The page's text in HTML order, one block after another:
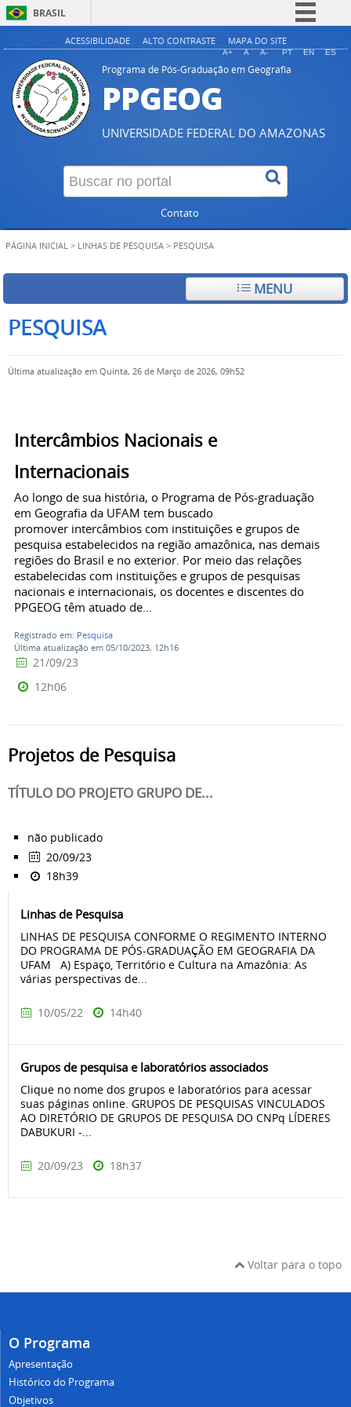
BRASIL
Simplifique!
Comunica BR
Acesso à informação
Legislação
Canais
ACESSIBILIDADE ALTO CONTRASTE MAPA DO SITE
A+ A A- PT EN ES
Programa de Pós-Graduação em Geografia
PPGEOG
UNIVERSIDADE FEDERAL DO AMAZONAS
Contato
PÁGINA INICIAL > LINHAS DE PESQUISA > PESQUISA
MENU
PESQUISA
Última atualização em Quinta, 26 de Março de 2026, 09h52
Intercâmbios Nacionais e
Internacionais
Ao longo de sua história, o Programa de Pós-graduação
em Geografia da UFAM tem buscado
promover intercâmbios com instituições e grupos de
pesquisa estabelecidos na região amazônica, nas demais
regiões do Brasil e no exterior. Por meio das relações
estabelecidas com instituições e grupos de pesquisas
nacionais e internacionais, os docentes e discentes do
PPGEOG têm atuado de...
Registrado em: Pesquisa
Última atualização em 05/10/2023, 12h16
21/09/23
12h06
Projetos de Pesquisa
TÍTULO DO PROJETO GRUPO DE...
não publicado
20/09/23
18h39
Linhas de Pesquisa
LINHAS DE PESQUISA CONFORME O REGIMENTO INTERNO
DO PROGRAMA DE PÓS-GRADUAÇÃO EM GEOGRAFIA DA
UFAM A) Espaço, Território e Cultura na Amazônia: As
várias perspectivas de...
10/05/22 14h40
Grupos de pesquisa e laboratórios associados
Clique no nome dos grupos e laboratórios para acessar
suas páginas online. GRUPOS DE PESQUISAS VINCULADOS
AO DIRETÓRIO DE GRUPOS DE PESQUISA DO CNPq LÍDERES
DABUKURI -...
20/09/23 18h37
Voltar para o topo
O Programa
Apresentação
Histórico do Programa
Objetivos